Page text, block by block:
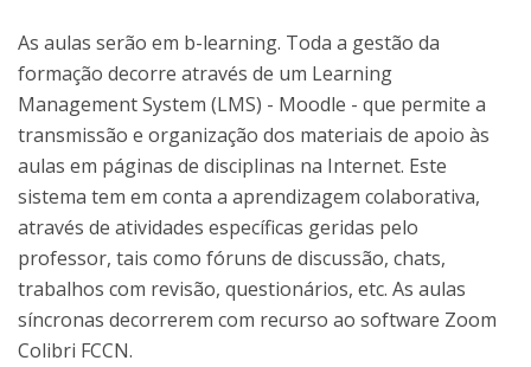
As aulas serão em b-learning. Toda a gestão da
formação decorre através de um Learning
Management System (LMS) - Moodle - que permite a
transmissão e organização dos materiais de apoio às
aulas em páginas de disciplinas na Internet. Este
sistema tem em conta a aprendizagem colaborativa,
através de atividades específicas geridas pelo
professor, tais como fóruns de discussão, chats,
trabalhos com revisão, questionários, etc. As aulas
síncronas decorrerem com recurso ao software Zoom
Colibri FCCN.